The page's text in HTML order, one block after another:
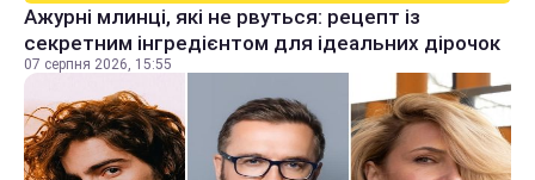
Ажурні млинці, які не рвуться: рецепт із
секретним інгредієнтом для ідеальних дірочок
07 серпня 2026, 15:55